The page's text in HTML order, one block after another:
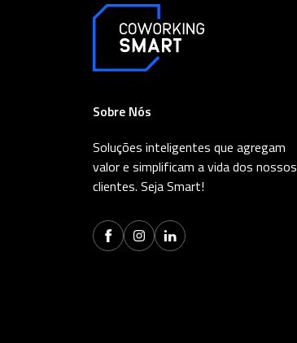
Sobre Nós
Soluções inteligentes que agregam
valor e simplificam a vida dos nossos
clientes. Seja Smart!